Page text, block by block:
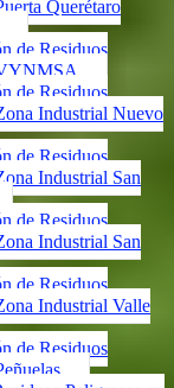
Querétaro
de Residuos
de Residuos
Industrial Nuevo
de Residuos
Industrial San
de Residuos
Industrial San
de Residuos
Industrial Valle
de Residuos